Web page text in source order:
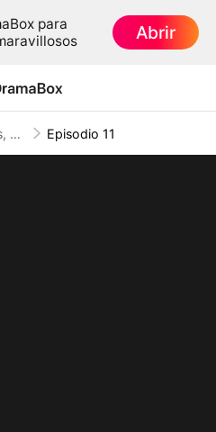
para
Abrir
¿Me oyes, mamá? ¡Ahora vamos a hacernos ricos! Episodio 11